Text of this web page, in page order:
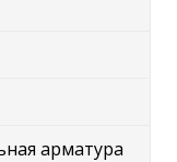
арматура